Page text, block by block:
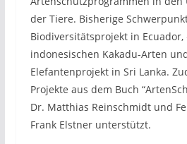
der Tiere. Bisherige
Biodiversitätsprojekt in
indonesischen Kakadu-Arten
Elefantenprojekt in Sri Lanka.
Projekte aus dem Buch
Dr. Matthias Reinschmidt und
Frank Elstner unterstützt.